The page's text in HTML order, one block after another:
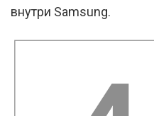
внутри Samsung.